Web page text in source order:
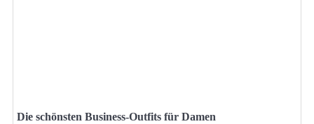
Die schönsten Business-Outfits für Damen